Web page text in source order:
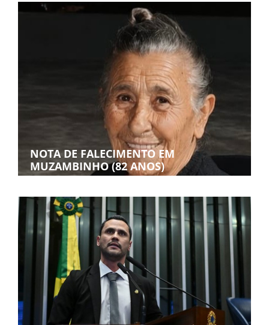
NOTA DE FALECIMENTO EM
MUZAMBINHO (82 ANOS)